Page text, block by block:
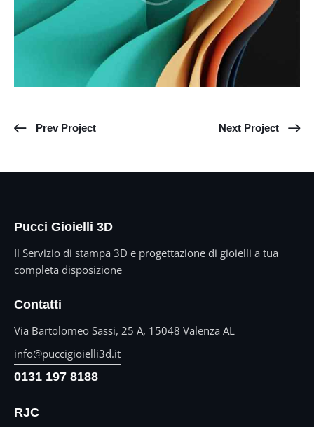
Prev Project Next Project
Pucci Gioielli 3D
Il Servizio di stampa 3D e progettazione di gioielli a tua
completa disposizione
Contatti
Via Bartolomeo Sassi, 25 A, 15048 Valenza AL
info@puccigioielli3d.it
0131 197 8188
RJC